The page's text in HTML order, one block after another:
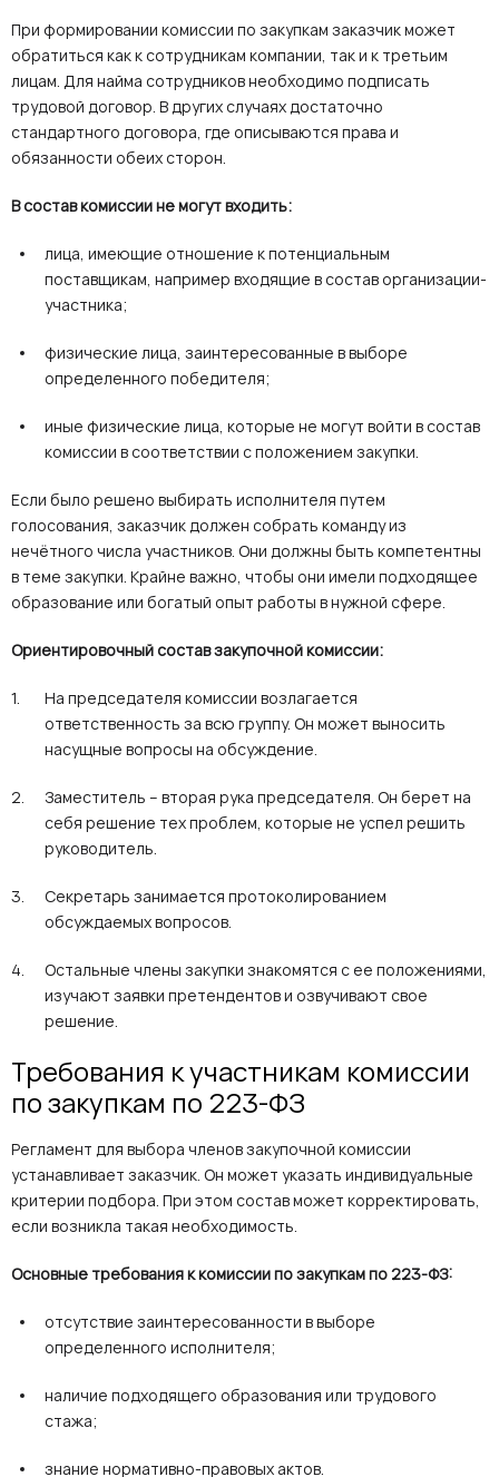
При формировании комиссии по закупкам заказчик может
обратиться как к сотрудникам компании, так и к третьим
лицам. Для найма сотрудников необходимо подписать
трудовой договор. В других случаях достаточно
стандартного договора, где описываются права и
обязанности обеих сторон.
В состав комиссии не могут входить:
лица, имеющие отношение к потенциальным
поставщикам, например входящие в состав организации-
участника;
физические лица, заинтересованные в выборе
определенного победителя;
иные физические лица, которые не могут войти в состав
комиссии в соответствии с положением закупки.
Если было решено выбирать исполнителя путем
голосования, заказчик должен собрать команду из
нечётного числа участников. Они должны быть компетентны
в теме закупки. Крайне важно, чтобы они имели подходящее
образование или богатый опыт работы в нужной сфере.
Ориентировочный состав закупочной комиссии:
На председателя комиссии возлагается
ответственность за всю группу. Он может выносить
насущные вопросы на обсуждение.
Заместитель – вторая рука председателя. Он берет на
себя решение тех проблем, которые не успел решить
руководитель.
Секретарь занимается протоколированием
обсуждаемых вопросов.
Остальные члены закупки знакомятся с ее положениями,
изучают заявки претендентов и озвучивают свое
решение.
Требования к участникам комиссии
по закупкам по 223-ФЗ
Регламент для выбора членов закупочной комиссии
устанавливает заказчик. Он может указать индивидуальные
критерии подбора. При этом состав может корректировать,
если возникла такая необходимость.
Основные требования к комиссии по закупкам по 223-ФЗ:
отсутствие заинтересованности в выборе
определенного исполнителя;
наличие подходящего образования или трудового
стажа;
знание нормативно-правовых актов.